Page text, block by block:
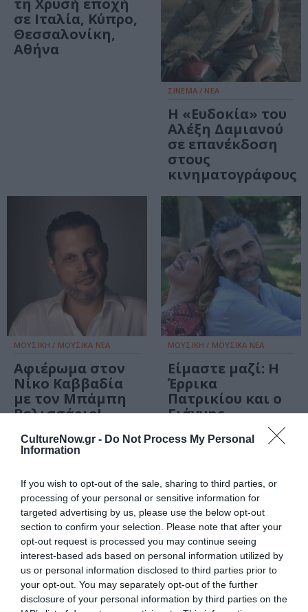
CultureNow.gr - Do Not Process My Personal
Information
If you wish to opt-out of the sale, sharing to third parties, or
processing of your personal or sensitive information for
targeted advertising by us, please use the below opt-out
section to confirm your selection. Please note that after your
opt-out request is processed you may continue seeing
interest-based ads based on personal information utilized by
us or personal information disclosed to third parties prior to
your opt-out. You may separately opt-out of the further
disclosure of your personal information by third parties on the
τη Χρυσή εποχή
σε Ιταλία, Κύπρο,
Θεσσαλονίκη,
Αθήνα
ΣΙΝΕΜΑ / ΝΕΑ
Η «Ευδοκία» του
Αλέξη Δαμιανού
σε επανέκδοση
στους
κινηματογράφους
ΜΟΥΣΙΚΗ / ΜΟΥΣΙΚΑ ΝΕΑ
Αφιέρωμα στον
Νίκο Καββαδία
με τον Μπάμπη
Βελισσάριο!
ΜΟΥΣΙΚΗ / ΜΟΥΣΙΚΑ ΝΕΑ
Είμαστε μαζί: Η
Έρρικα
Πατρικίου και ο
Γιάννης
Λεκόπουλος στο
Βόλο